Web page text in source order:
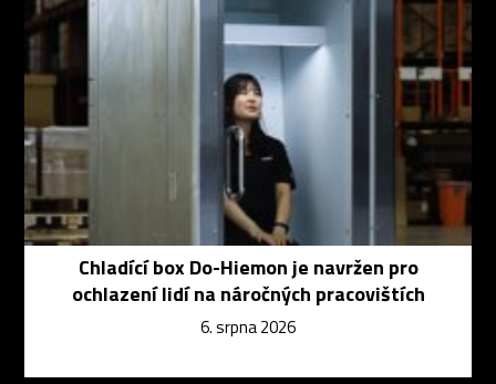
Chladící box Do-Hiemon je navržen pro
ochlazení lidí na náročných pracovištích
6. srpna 2026